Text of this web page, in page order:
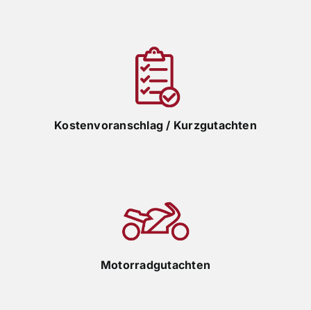
Kostenvoranschlag / Kurzgutachten
Motorradgutachten